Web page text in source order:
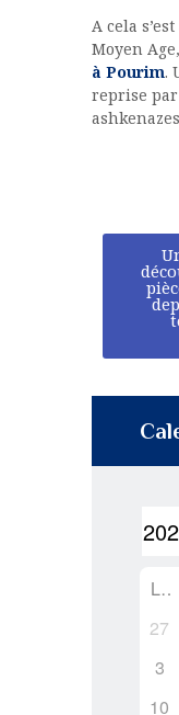
A cela
Moyen
à Pourim.
reprise
L
27
3
10